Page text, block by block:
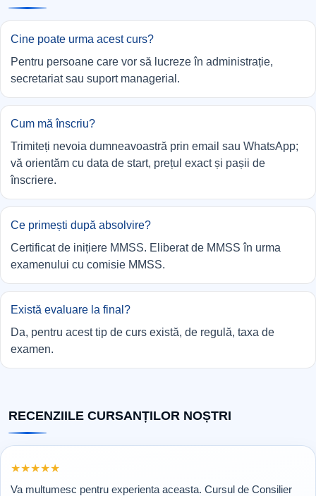
Cine poate urma acest curs?
Pentru persoane care vor să lucreze în administrație,
secretariat sau suport managerial.
Cum mă înscriu?
Trimiteți nevoia dumneavoastră prin email sau WhatsApp;
vă orientăm cu data de start, prețul exact și pașii de
înscriere.
Ce primești după absolvire?
Certificat de inițiere MMSS. Eliberat de MMSS în urma
examenului cu comisie MMSS.
Există evaluare la final?
Da, pentru acest tip de curs există, de regulă, taxa de
examen.
RECENZIILE CURSANȚILOR NOȘTRI
Rating 5 din 5
★★★★★
Va multumesc pentru experienta aceasta. Cursul de Consilier